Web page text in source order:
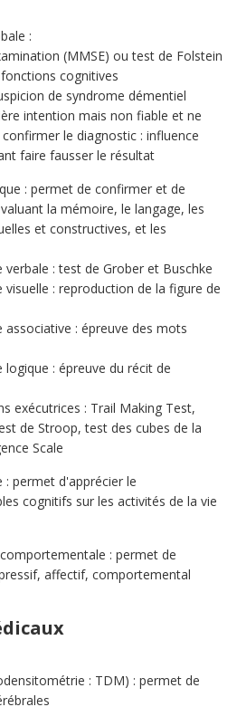
:
(MMSE) ou test de Folstein
cognitives
de syndrome démentiel
intention mais non fiable et ne
le diagnostic : influence
faire fausser le résultat
: permet de confirmer et de
la mémoire, le langage, les
et constructives, et les
verbale : test de Grober et Buschke
visuelle : reproduction de la figure de
associative : épreuve des mots
logique : épreuve du récit de
exécutrices : Trail Making Test,
de Stroop, test des cubes de la
Scale
permet d'apprécier le
cognitifs sur les activités de la vie
: permet de
affectif, comportemental
: TDM) : permet de